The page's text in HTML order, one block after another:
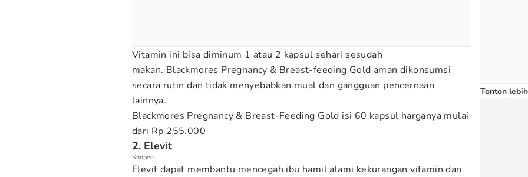
Vitamin ini bisa diminum 1 atau 2 kapsul sehari sesudah
makan. Blackmores Pregnancy & Breast-feeding Gold aman dikonsumsi
secara rutin dan tidak menyebabkan mual dan gangguan pencernaan
lainnya.
Blackmores Pregnancy & Breast-Feeding Gold isi 60 kapsul harganya mulai
dari Rp 255.000
2. Elevit
Shopee
Elevit dapat membantu mencegah ibu hamil alami kekurangan vitamin dan
Tonton